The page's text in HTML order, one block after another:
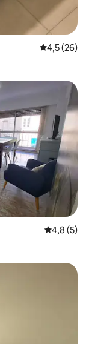
4,5 de uma
4,5 (26)
4,8 de
4,8 (5)